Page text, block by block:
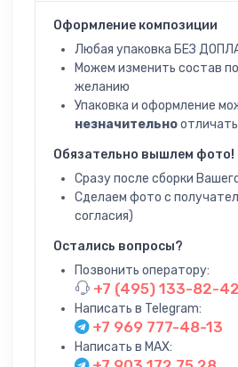
Оформление композиции
Любая упаковка БЕЗ
Можем изменить состав
желанию
Упаковка и оформление
незначительно
Обязательно вышлем фото!
Сразу после сборки
Сделаем фото с
согласия)
Остались вопросы?
Позвонить оператору:
+7 (495) 133-82-42
Написать в Telegram:
+7 969 777-48-13
Написать в MAX: